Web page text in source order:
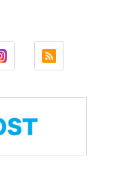
instagramrss